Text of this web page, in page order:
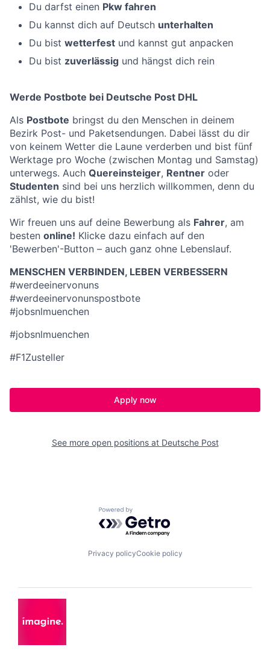
Du darfst einen Pkw fahren
Du kannst dich auf Deutsch unterhalten
Du bist wetterfest und kannst gut anpacken
Du bist zuverlässig und hängst dich rein
Werde Postbote bei Deutsche Post DHL
Als Postbote bringst du den Menschen in deinem
Bezirk Post- und Paketsendungen. Dabei lässt du dir
von keinem Wetter die Laune verderben und bist fünf
Werktage pro Woche (zwischen Montag und Samstag)
unterwegs. Auch Quereinsteiger, Rentner oder
Studenten sind bei uns herzlich willkommen, denn du
zählst, wie du bist!
Wir freuen uns auf deine Bewerbung als Fahrer, am
besten online! Klicke dazu einfach auf den
'Bewerben'-Button – auch ganz ohne Lebenslauf.
MENSCHEN VERBINDEN, LEBEN VERBESSERN
#werdeeinervonuns
#werdeeinervonunspostbote
#jobsnlmuenchen
#jobsnlmuenchen
#F1Zusteller
Apply now
See more open positions at Deutsche Post
Powered by Getro.com
Privacy policyCookie policy